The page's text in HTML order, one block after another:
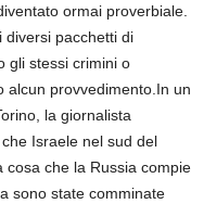
ormai proverbiale.
diversi pacchetti di
gli stessi crimini o
alcun provvedimento.In un
la giornalista
Israele nel sud del
cosa che la Russia compie
sono state comminate